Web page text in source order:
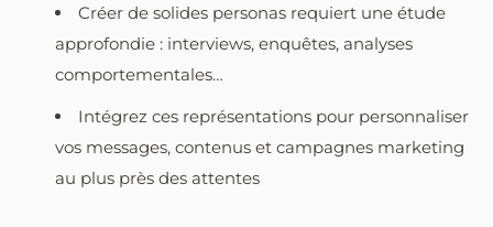
Créer de solides personas requiert une étude
approfondie : interviews, enquêtes, analyses
comportementales…
Intégrez ces représentations pour personnaliser
vos messages, contenus et campagnes marketing
au plus près des attentes